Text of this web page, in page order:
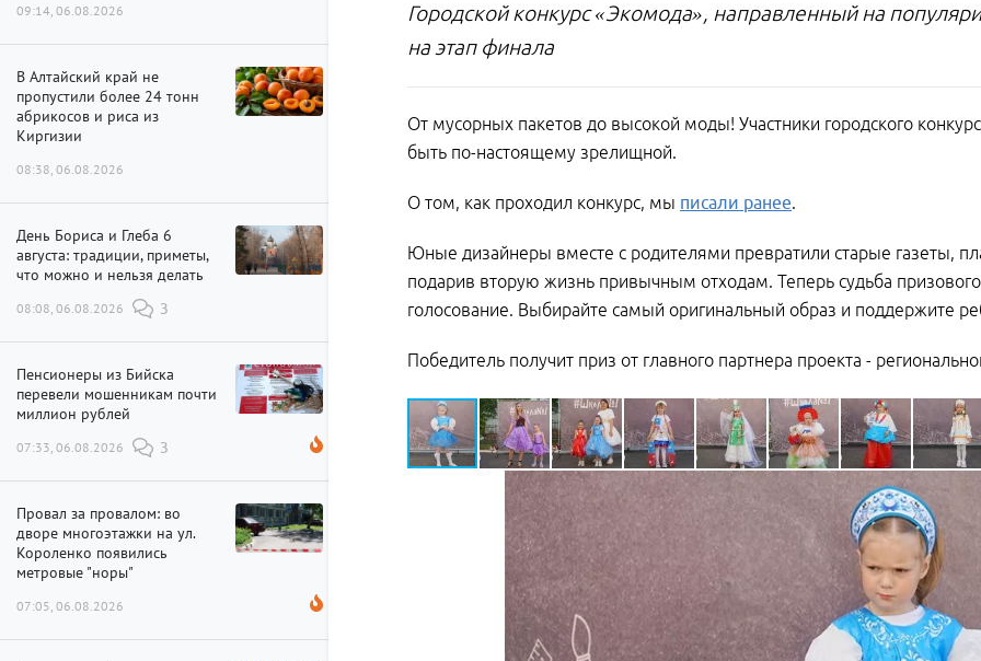
09:14, 06.08.2026
В Алтайский край не
пропустили более 24 тонн
абрикосов и риса из
Киргизии
08:38, 06.08.2026
День Бориса и Глеба 6
августа: традиции, приметы,
что можно и нельзя делать
08:08, 06.08.2026 3
Пенсионеры из Бийска
перевели мошенникам почти
миллион рублей
07:33, 06.08.2026 3
Провал за провалом: во
дворе многоэтажки на ул.
Короленко появились
метровые "норы"
07:05, 06.08.2026
Городской конкурс «Экомода», направленный на
на этап финала
От мусорных пакетов до высокой моды! Участники городского
быть по-настоящему зрелищной.
О том, как проходил конкурс, мы писали ранее.
Юные дизайнеры вместе с родителями превратили старые газеты,
подарив вторую жизнь привычным отходам. Теперь судьба
голосование. Выбирайте самый оригинальный образ и поддержите
Победитель получит приз от главного партнера проекта -